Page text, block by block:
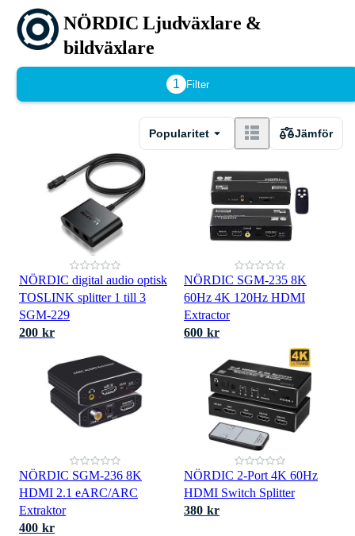
NÖRDIC Ljudväxlare &
bildväxlare
1 Filter
Popularitet Jämför
NÖRDIC digital audio optisk
TOSLINK splitter 1 till 3
SGM-229
200 kr
NÖRDIC SGM-235 8K
60Hz 4K 120Hz HDMI
Extractor
600 kr
NÖRDIC SGM-236 8K
HDMI 2.1 eARC/ARC
Extraktor
400 kr
NÖRDIC 2-Port 4K 60Hz
HDMI Switch Splitter
380 kr